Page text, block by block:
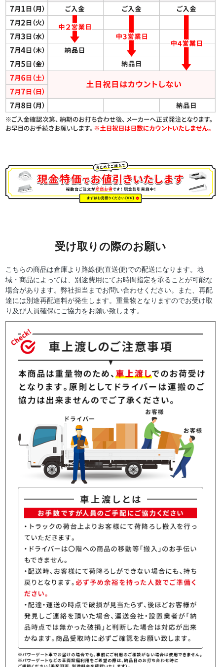
受け取りの際のお願い
こちらの商品は倉庫より路線便(直送便)での配送になります。地
域・商品によっては、別途費用にてお時間指定を承ることが可能な
場合があります。弊社担当までお問い合わせください。また、再配
達には別途再配達料が発生します。重量物となりますのでお受け取
り及び人員確保にご協力をお願い致します。